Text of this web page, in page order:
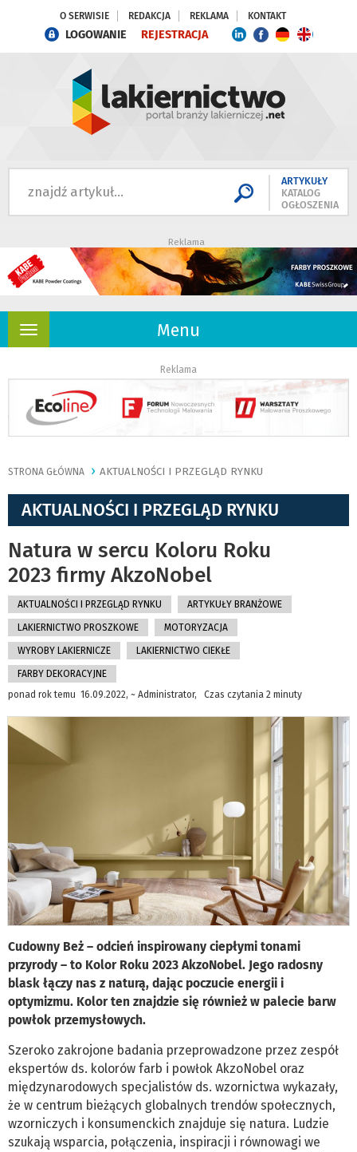
O SERWISIE REDAKCJA REKLAMA KONTAKT
LOGOWANIE REJESTRACJA
ARTYKUŁY
KATALOG
OGŁOSZENIA
Reklama
Menu
Rozwiń
Reklama
STRONA GŁÓWNA AKTUALNOŚCI I PRZEGLĄD RYNKU
AKTUALNOŚCI I PRZEGLĄD RYNKU
Natura w sercu Koloru Roku
2023 firmy AkzoNobel
AKTUALNOŚCI I PRZEGLĄD RYNKU ARTYKUŁY BRANŻOWE
LAKIERNICTWO PROSZKOWE MOTORYZACJA
WYROBY LAKIERNICZE LAKIERNICTWO CIEKŁE
FARBY DEKORACYJNE
ponad rok temu 16.09.2022, ~ Administrator, Czas czytania 2 minuty
Cudowny Beż – odcień inspirowany ciepłymi tonami
przyrody – to Kolor Roku 2023 AkzoNobel. Jego radosny
blask łączy nas z naturą, dając poczucie energii i
optymizmu. Kolor ten znajdzie się również w palecie barw
powłok przemysłowych.
Szeroko zakrojone badania przeprowadzone przez zespół
ekspertów ds. kolorów farb i powłok AkzoNobel oraz
międzynarodowych specjalistów ds. wzornictwa wykazały,
że w centrum bieżących globalnych trendów społecznych,
wzorniczych i konsumenckich znajduje się natura. Ludzie
szukają wsparcia, połączenia, inspiracji i równowagi we